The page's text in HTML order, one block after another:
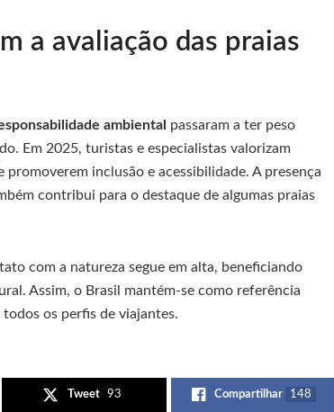
a avaliação das praias
ambiental passaram a ter peso
Em 2025, turistas e especialistas valorizam
inclusão e acessibilidade. A presença
contribui para o destaque de algumas praias
com a natureza segue em alta, beneficiando
Assim, o Brasil mantém-se como referência
os perfis de viajantes.
Tweet 93 Compartilhar 148